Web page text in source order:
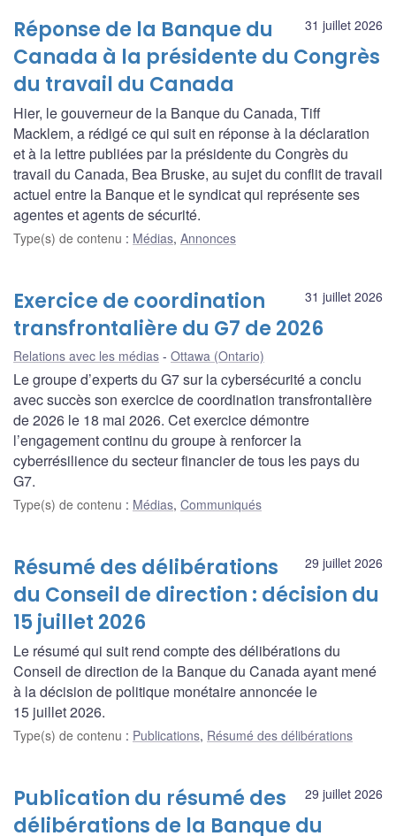
31 juillet 2026
Réponse de la Banque du
Canada à la présidente du Congrès
du travail du Canada
Hier, le gouverneur de la Banque du Canada, Tiff
Macklem, a rédigé ce qui suit en réponse à la déclaration
et à la lettre publiées par la présidente du Congrès du
travail du Canada, Bea Bruske, au sujet du conflit de travail
actuel entre la Banque et le syndicat qui représente ses
agentes et agents de sécurité.
Type(s) de contenu : Médias, Annonces
31 juillet 2026
Exercice de coordination
transfrontalière du G7 de 2026
Relations avec les médias Ottawa (Ontario)
Le groupe d’experts du G7 sur la cybersécurité a conclu
avec succès son exercice de coordination transfrontalière
de 2026 le 18 mai 2026. Cet exercice démontre
l’engagement continu du groupe à renforcer la
cyberrésilience du secteur financier de tous les pays du
G7.
Type(s) de contenu : Médias, Communiqués
29 juillet 2026
Résumé des délibérations
du Conseil de direction : décision du
15 juillet 2026
Le résumé qui suit rend compte des délibérations du
Conseil de direction de la Banque du Canada ayant mené
à la décision de politique monétaire annoncée le
15 juillet 2026.
Type(s) de contenu : Publications, Résumé des délibérations
29 juillet 2026
Publication du résumé des
délibérations de la Banque du